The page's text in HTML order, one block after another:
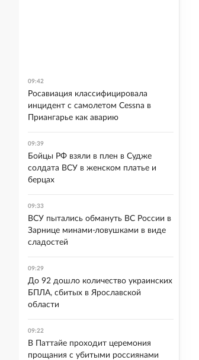
09:42
Росавиация классифицировала
инцидент с самолетом Cessna в
Приангарье как аварию
09:39
Бойцы РФ взяли в плен в Судже
солдата ВСУ в женском платье и
берцах
09:33
ВСУ пытались обмануть ВС России в
Зарнице минами-ловушками в виде
сладостей
09:29
До 92 дошло количество украинских
БПЛА, сбитых в Ярославской
области
09:22
В Паттайе проходит церемония
прощания с убитыми россиянами